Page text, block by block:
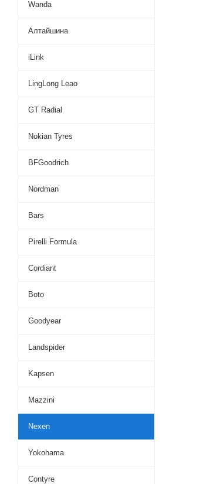
Wanda
Алтайшина
iLink
LingLong Leao
GT Radial
Nokian Tyres
BFGoodrich
Nordman
Bars
Pirelli Formula
Cordiant
Boto
Goodyear
Landspider
Kapsen
Mazzini
Nexen
Yokohama
Contyre